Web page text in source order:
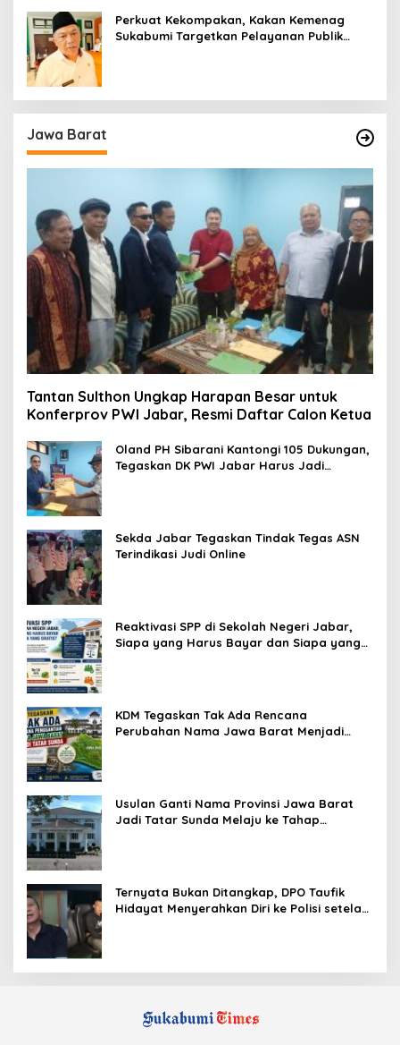
Perkuat Kekompakan, Kakan Kemenag
Sukabumi Targetkan Pelayanan Publik
Jawa Barat
Tantan Sulthon Ungkap Harapan Besar untuk
Konferprov PWI Jabar, Resmi Daftar Calon Ketua
Oland PH Sibarani Kantongi 105 Dukungan,
Tegaskan DK PWI Jabar Harus Jadi
Sekda Jabar Tegaskan Tindak Tegas ASN
Terindikasi Judi Online
Reaktivasi SPP di Sekolah Negeri Jabar,
Siapa yang Harus Bayar dan Siapa yang
KDM Tegaskan Tak Ada Rencana
Perubahan Nama Jawa Barat Menjadi
Usulan Ganti Nama Provinsi Jawa Barat
Jadi Tatar Sunda Melaju ke Tahap
Ternyata Bukan Ditangkap, DPO Taufik
Hidayat Menyerahkan Diri ke Polisi setelah